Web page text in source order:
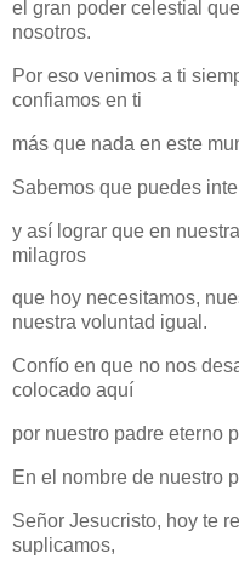
el gran poder celestial
nosotros.
Por eso venimos a ti
confiamos en ti
más que nada en este
Sabemos que puedes
y así lograr que en
milagros
que hoy necesitamos,
nuestra voluntad igual.
Confío en que no nos
colocado aquí
por nuestro padre eterno
En el nombre de nuestro
Señor Jesucristo, hoy te
suplicamos,